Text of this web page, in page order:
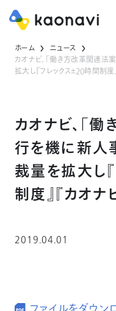
ホーム
ニュース
カオナビ、「働き方改革関連法
拡大し『フレックス±20時間制度
カオナビ、「
行を機に新人
裁量を拡大し
制度』『カオ
2019.04.01